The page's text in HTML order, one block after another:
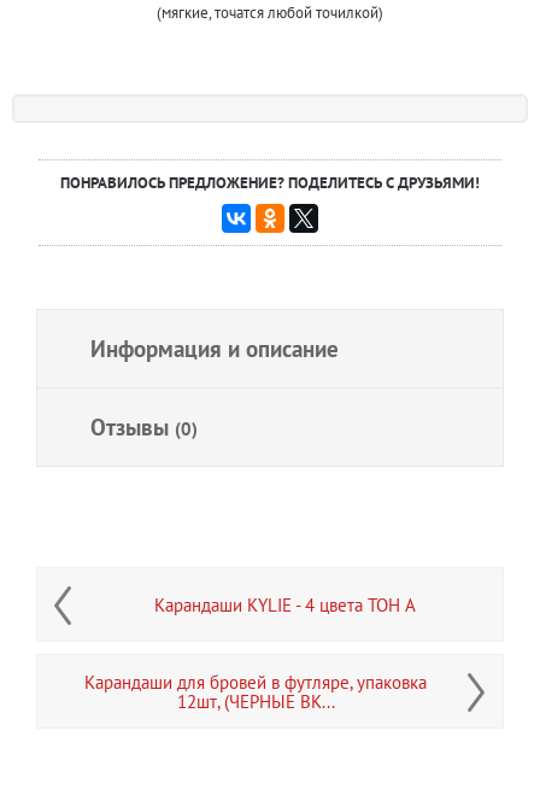
(мягкие, точатся любой точилкой)
ПОНРАВИЛОСЬ ПРЕДЛОЖЕНИЕ? ПОДЕЛИТЕСЬ С ДРУЗЬЯМИ!
Информация и описание
Отзывы (0)
Карандаши KYLIE - 4 цвета ТОН А
Карандаши для бровей в футляре, упаковка
12шт, (ЧЕРНЫЕ BK...